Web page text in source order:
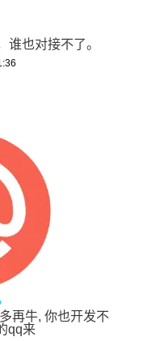
谁也对接不了。
再牛, 你也开发不
qq来